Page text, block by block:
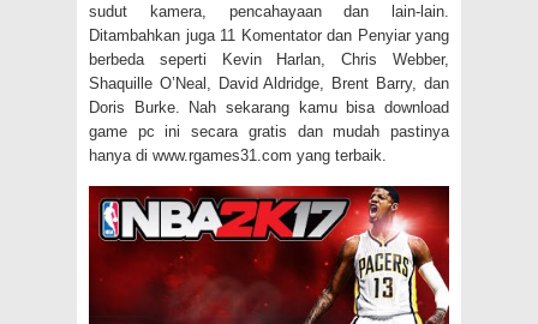
sudut kamera, pencahayaan dan lain-lain.
Ditambahkan juga 11 Komentator dan Penyiar yang
berbeda seperti Kevin Harlan, Chris Webber,
Shaquille O’Neal, David Aldridge, Brent Barry, dan
Doris Burke. Nah sekarang kamu bisa download
game pc ini secara gratis dan mudah pastinya
hanya di www.rgames31.com yang terbaik.